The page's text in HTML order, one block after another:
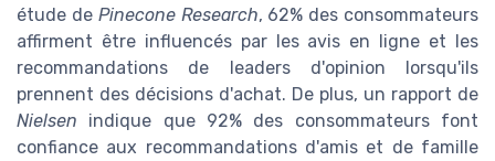
étude de Pinecone Research, 62% des consommateurs
affirment être influencés par les avis en ligne et les
recommandations de leaders d'opinion lorsqu'ils
prennent des décisions d'achat. De plus, un rapport de
Nielsen indique que 92% des consommateurs font
confiance aux recommandations d'amis et de famille